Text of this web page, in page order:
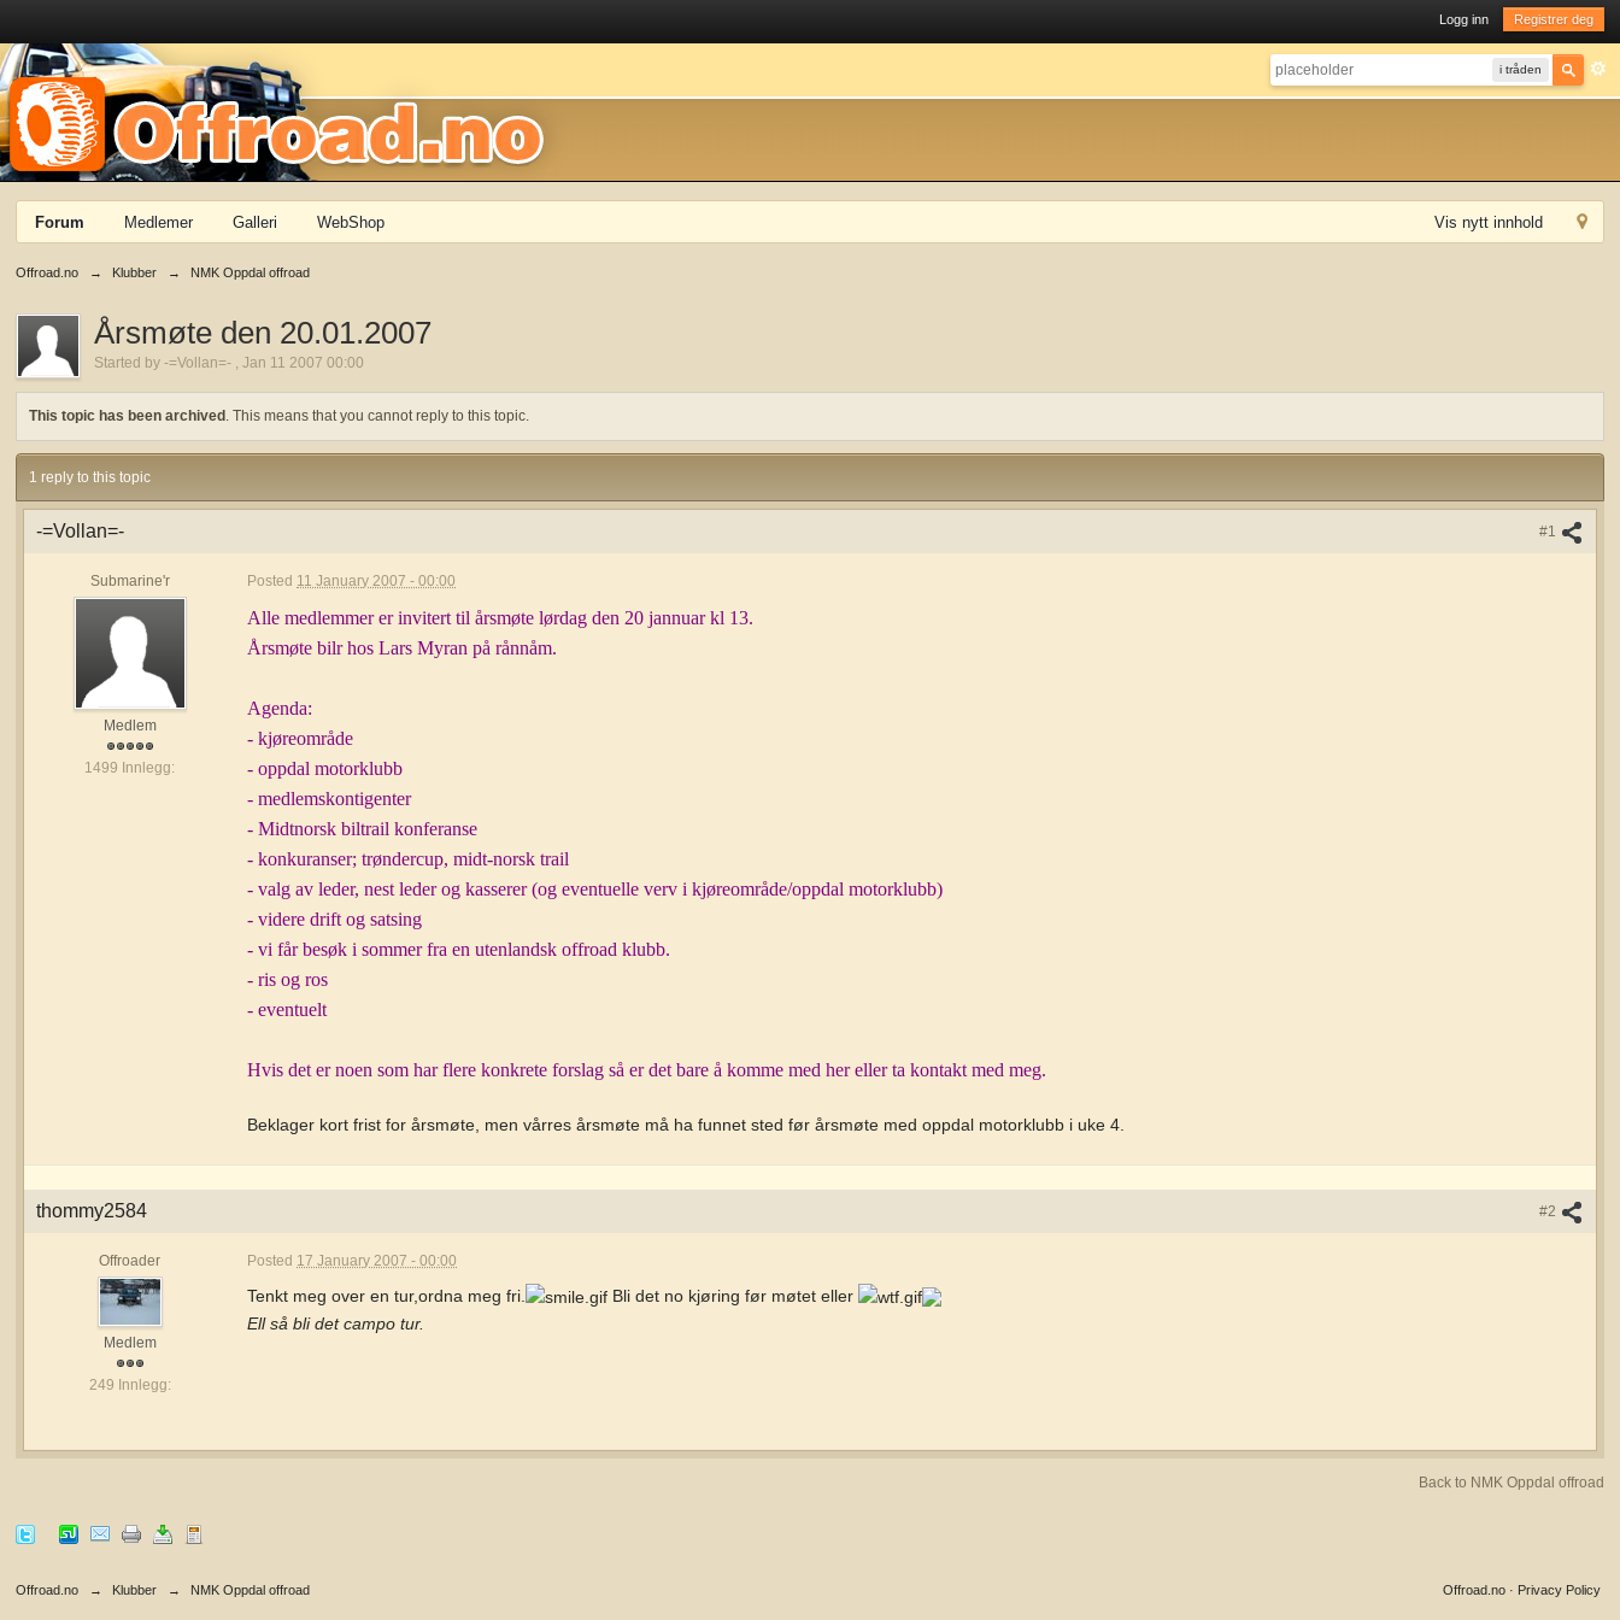
Logg inn Registrer deg
i tråden
Vis nytt innhold
Forum Medlemer Galleri WebShop
Offroad.no → Klubber → NMK Oppdal offroad
Årsmøte den 20.01.2007
Started by-=Vollan=- ,Jan 11 2007 00:00
This topic has been archived . This means that you cannot reply to this topic.
1 reply to this topic
#1
-=Vollan=-
Submarine'r
Medlem
1499 Innlegg:
Posted 11 January 2007 - 00:00
Alle medlemmer er invitert til årsmøte lørdag den 20 jannuar kl 13.
Årsmøte bilr hos Lars Myran på rånnåm.
Agenda:
- kjøreområde
- oppdal motorklubb
- medlemskontigenter
- Midtnorsk biltrail konferanse
- konkuranser; trøndercup, midt-norsk trail
- valg av leder, nest leder og kasserer (og eventuelle verv i kjøreområde/oppdal motorklubb)
- videre drift og satsing
- vi får besøk i sommer fra en utenlandsk offroad klubb.
- ris og ros
- eventuelt
Hvis det er noen som har flere konkrete forslag så er det bare å komme med her eller ta kontakt med meg.
Beklager kort frist for årsmøte, men vårres årsmøte må ha funnet sted før årsmøte med oppdal motorklubb i uke 4.
#2
thommy2584
Offroader
Medlem
249 Innlegg:
Posted 17 January 2007 - 00:00
Tenkt meg over en tur,ordna meg fri.
Bli det no kjøring før møtet eller
Ell så bli det campo tur.
Back to NMK Oppdal offroad
Offroad.no → Klubber → NMK Oppdal offroad Privacy Policy
Offroad.no ·